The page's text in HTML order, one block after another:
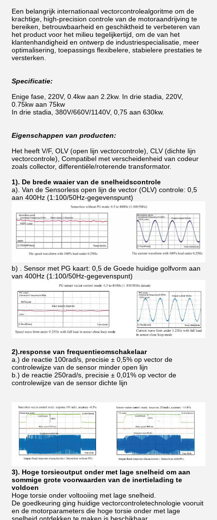
Een belangrijk internationaal vectorcontrolealgoritme om de
krachtige, high-precision controle van de motoraandrijving te
bereiken, betrouwbaarheid en geschiktheid te verbeteren van
het product voor het milieu tegelijkertijd, om de van het
klantenhandigheid en ontwerp de industriespecialisatie, meer
optimalisering, toepassings flexibelere, stabielere prestaties te
versterken.
Specificatie:
Enige fase, 220V, 0.4kw aan 2.2kw. In drie stadia, 220V,
0.75kw aan 75kw
In drie stadia, 380V/660V/1140V, 0,75 aan 630kw.
Eigenschappen van producten:
Het heeft V/F, OLV (open lijn vectorcontrole), CLV (dichte lijn
vectorcontrole), Compatibel met verscheidenheid van codeur
zoals collector, differentiële/roterende transformator.
1). De brede waaier van de snelheidscontrole
a). Van de Sensorless open lijn de vector (OLV) controle: 0,5
aan 400Hz (1:100/50Hz-gegevenspunt)
b) . Sensor met PG kaart: 0,5 de Goede huidige golfvorm aan
van 400Hz (1:100/50Hz-gegevenspunt)
2).response van frequentieomschakelaar
a.) de reactie 100rad/s, precisie ± 0,5% op vector de
controlewijze van de sensor minder open lijn
b.) de reactie 250rad/s, precisie ± 0,01% op vector de
controlewijze van de sensor dichte lijn
3). Hoge torsieoutput onder met lage snelheid om aan
sommige grote voorwaarden van de inertielading te
voldoen
Hoge torsie onder voltooiing met lage snelheid.
De goedkeuring ging huidige vectorcontroletechnologie vooruit
en de motorparameters die hoge torsie onder met lage